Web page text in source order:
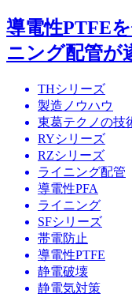
導電性PTFE
ニング配管が
THシリーズ
製造ノウハウ
東葛テクノの技
RYシリーズ
RZシリーズ
ライニング配管
導電性PFA
ライニング
SFシリーズ
帯電防止
導電性PTFE
静電破壊
静電気対策